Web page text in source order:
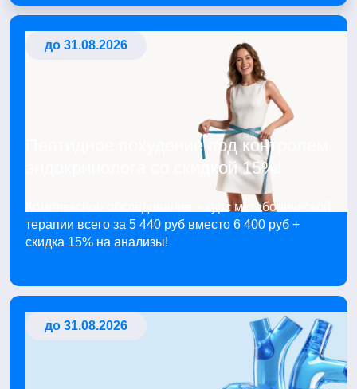
до 31.08.2026
Пептидное похудение под контролем
эндокринолога со скидкой 15%!
Комплексное обследование + курс метаболической
терапии всего за 5 440 руб вместо 6 400 руб +
скидка 15% на анализы!
до 31.08.2026